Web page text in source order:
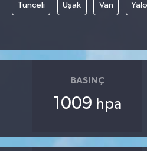
Tunceli Uşak Van
BASINÇ
1009 hpa